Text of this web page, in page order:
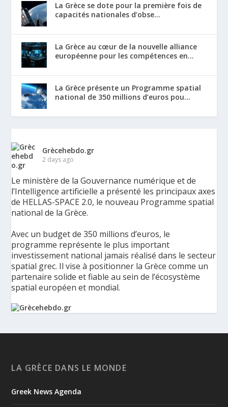
La Grèce se dote pour la première fois de
capacités nationales d’obse...
La Grèce au cœur de la nouvelle alliance
européenne pour les compétences en...
La Grèce présente un Programme spatial
national de 350 millions d’euros pou...
Grècehebdo.gr
2 days ago
Le ministère de la Gouvernance numérique et de
l’Intelligence artificielle a présenté les principaux axes
de HELLAS-SPACE 2.0, le nouveau Programme spatial
national de la Grèce.
Avec un budget de 350 millions d’euros, le
programme représente le plus important
investissement national jamais réalisé dans le secteur
spatial grec. Il vise à positionner la Grèce comme un
partenaire solide et fiable au sein de l’écosystème
spatial européen et mondial.
350 millions d’euros pour renforcer la sécurité,
l’Intelligence artificielle a présenté les principaux axes de
la Grèce, une initiative de 350 millions d’euros destinée à
LA GRÈCE DANS LE MONDE
Greek News Agenda